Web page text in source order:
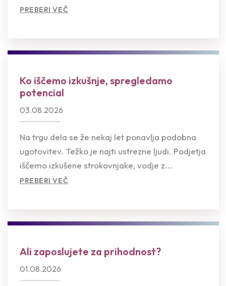
PREBERI VEČ
Ko iščemo izkušnje, spregledamo
potencial
03.08.2026
Na trgu dela se že nekaj let ponavlja podobna
ugotovitev. Težko je najti ustrezne ljudi. Podjetja
iščemo izkušene strokovnjake, vodje z...
PREBERI VEČ
Ali zaposlujete za prihodnost?
01.08.2026